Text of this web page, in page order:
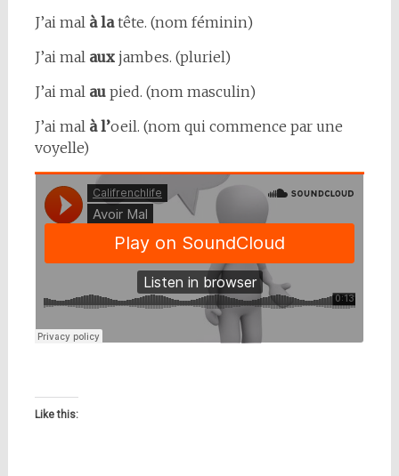
J’ai mal à latête. (nom féminin)
J’ai mal auxjambes. (pluriel)
J’ai mal aupied. (nom masculin)
J’ai mal à l’oeil. (nom qui commence par une
voyelle)
Like this: